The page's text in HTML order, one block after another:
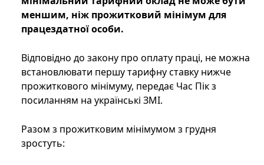
меншим, ніж прожитковий мінімум для
працездатної особи.
Відповідно до закону про оплату праці, не можна
встановлювати першу тарифну ставку нижче
прожиткового мінімуму, передає Час Пік з
посиланням на українські ЗМІ.
Разом з прожитковим мінімумом з грудня
зростуть: